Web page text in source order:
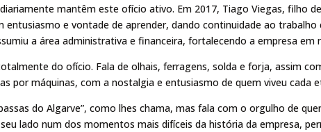
mantêm este ofício ativo. Em 2017, Tiago Viegas, filho
e vontade de aprender, dando continuidade ao trabalho
a área administrativa e financeira, fortalecendo a empresa em
do ofício. Fala de olhais, ferragens, solda e forja, assim
por máquinas, com a nostalgia e entusiasmo de quem viveu cada
do Algarve”, como lhes chama, mas fala com o orgulho de
lado num dos momentos mais difíceis da história da empresa,